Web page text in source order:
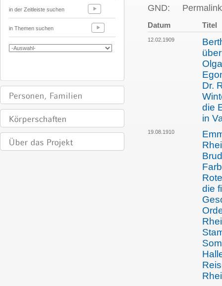
in der Zeitleiste suchen
in Themen suchen
GND:
Datum Titel
12.02.1909
Dr.
die
in
19.08.1910
die